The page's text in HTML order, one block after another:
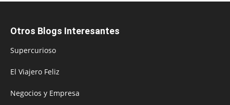
Otros Blogs Interesantes
Supercurioso
El Viajero Feliz
Negocios y Empresa